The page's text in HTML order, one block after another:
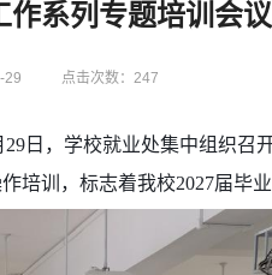
作系列专题培训会议
29 点击次数： 247
日，学校就业处集中组织召
培训，标志着我校2027届毕